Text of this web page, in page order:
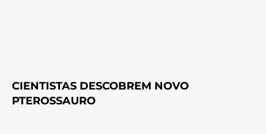
CIENTISTAS DESCOBREM NOVO
PTEROSSAURO